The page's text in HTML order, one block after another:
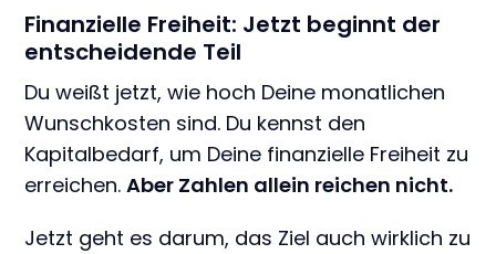
Finanzielle Freiheit: Jetzt beginnt der
entscheidende Teil
Du weißt jetzt, wie hoch Deine monatlichen
Wunschkosten sind. Du kennst den
Kapitalbedarf, um Deine finanzielle Freiheit zu
erreichen.Aber Zahlen allein reichen nicht.
Jetzt geht es darum, das Ziel auch wirklich zu